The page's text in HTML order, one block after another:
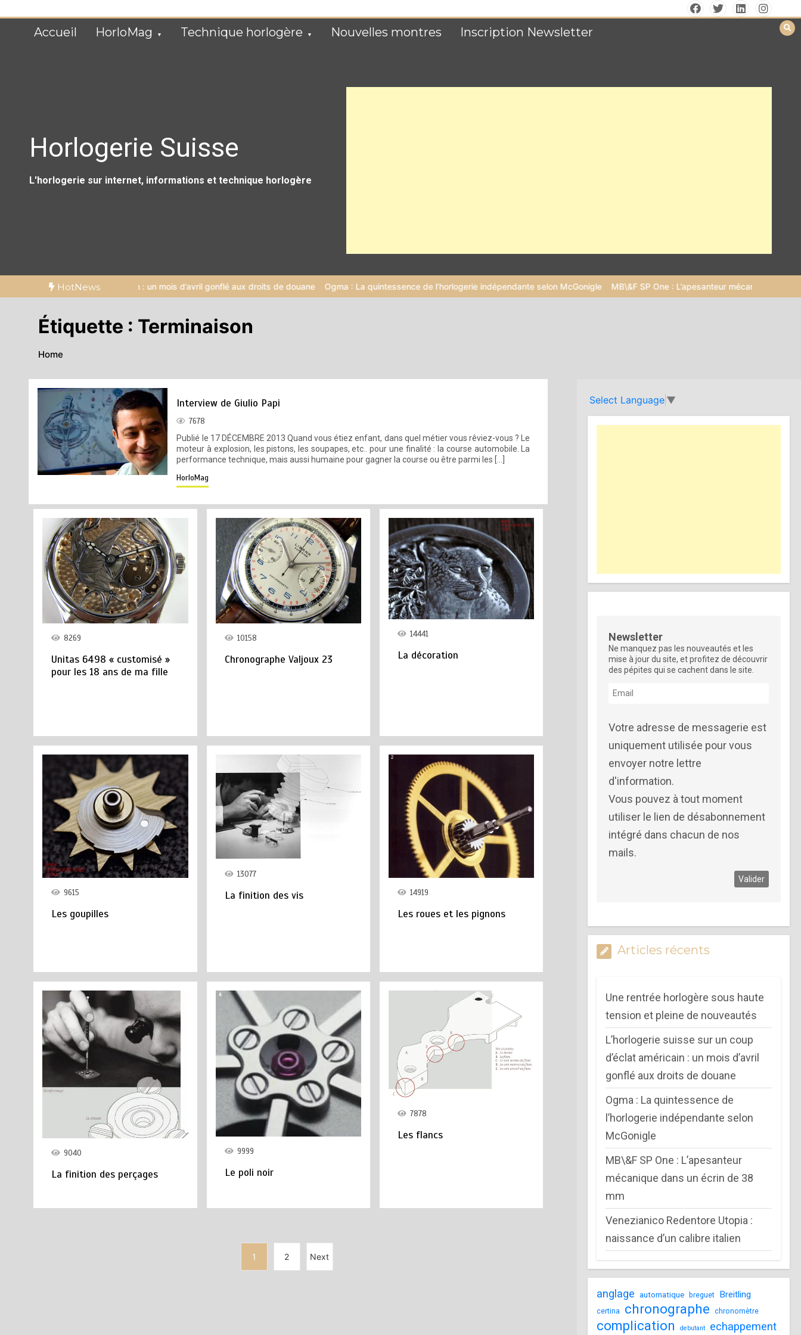
to
Accueil HorloMag Technique horlogère Nouvelles montres Inscription Newsletter
Horlogerie Suisse
L'horlogerie sur internet, informations et technique horlogère
HotNews
d’éclat américain : un mois d’avril gonflé aux droits de douane Ogma : La quintessence de l’horlogerie indépendante selon McGonigle MB\&F SP One : L’apesanteur mécanique dans un écrin de 38
Étiquette : Terminaison
Home
Interview de Giulio Papi
7678
Publié le 17 DÉCEMBRE 2013 Quand vous étiez enfant, dans quel métier vous rêviez-vous ? Le
moteur à explosion, les pistons, les soupapes, etc.. pour une finalité : la course automobile. La
performance technique, mais aussi humaine pour gagner la course ou être parmi les […]
HorloMag
8269
Unitas 6498 « customisé »
pour les 18 ans de ma fille
10158
Chronographe Valjoux 23
14441
La décoration
9615
Les goupilles
13077
La finition des vis 14919
Les roues et les pignons
9040
La finition des perçages
9999
Le poli noir
7878
Les flancs
1 2 Next
Select Language ▼
Newsletter
Ne manquez pas les nouveautés et les
mise à jour du site, et profitez de découvrir
des pépites qui se cachent dans le site.
Votre adresse de messagerie est
uniquement utilisée pour vous
envoyer notre lettre
d'information.
Vous pouvez à tout moment
utiliser le lien de désabonnement
intégré dans chacun de nos
mails.
Articles récents
Une rentrée horlogère sous haute
tension et pleine de nouveautés
L’horlogerie suisse sur un coup
d’éclat américain : un mois d’avril
gonflé aux droits de douane
Ogma : La quintessence de
l’horlogerie indépendante selon
McGonigle
MB\&F SP One : L’apesanteur
mécanique dans un écrin de 38
mm
Venezianico Redentore Utopia :
naissance d’un calibre italien
anglage automatique breguet Breitling
certina chronographe chronomètre
complication debutant echappement